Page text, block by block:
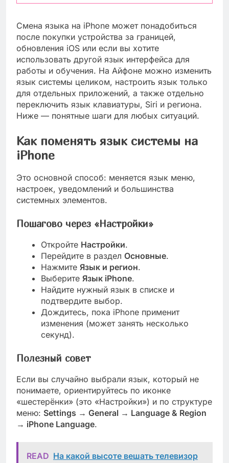
Смена языка на iPhone может понадобиться
после покупки устройства за границей,
обновления iOS или если вы хотите
использовать другой язык интерфейса для
работы и обучения. На Айфоне можно изменить
язык системы целиком, настроить язык только
для отдельных приложений, а также отдельно
переключить язык клавиатуры, Siri и региона.
Ниже — понятные шаги для любых ситуаций.
Как поменять язык системы на
iPhone
Это основной способ: меняется язык меню,
настроек, уведомлений и большинства
системных элементов.
Пошагово через «Настройки»
Откройте Настройки.
Перейдите в раздел Основные.
Нажмите Язык и регион.
Выберите Язык iPhone.
Найдите нужный язык в списке и
подтвердите выбор.
Дождитесь, пока iPhone применит
изменения (может занять несколько
секунд).
Полезный совет
Если вы случайно выбрали язык, который не
понимаете, ориентируйтесь по иконке
«шестерёнки» (это «Настройки») и по структуре
меню: Settings → General → Language & Region
→ iPhone Language.
READ На какой высоте вешать телевизор